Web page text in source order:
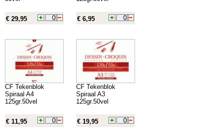
€ 29,95 € 6,95
CF Tekenblok
Spiraal A4
125gr.50vel
€ 11,95
CF Tekenblok
Spiraal A3
125gr.50vel
€ 19,95